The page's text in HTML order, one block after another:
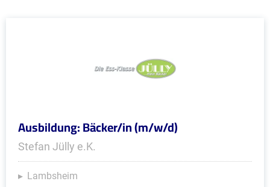
Ausbildung: Bäcker/in (m/w/d)
Stefan Jülly e.K.
Lambsheim